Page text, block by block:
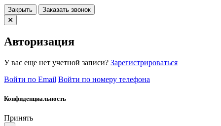
Закрыть Заказать звонок
Авторизация
У вас еще нет учетной записи? Зарегистрироваться
Войти по Email Войти по номеру телефона
Конфиденциальность
Принять